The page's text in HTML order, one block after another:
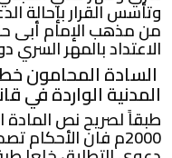
وتأسس القرار بإحالة
من مذهب الإمام أبى
الاعتداد بالمهر
السادة المحامون
المدنية الواردة في
2000م فان